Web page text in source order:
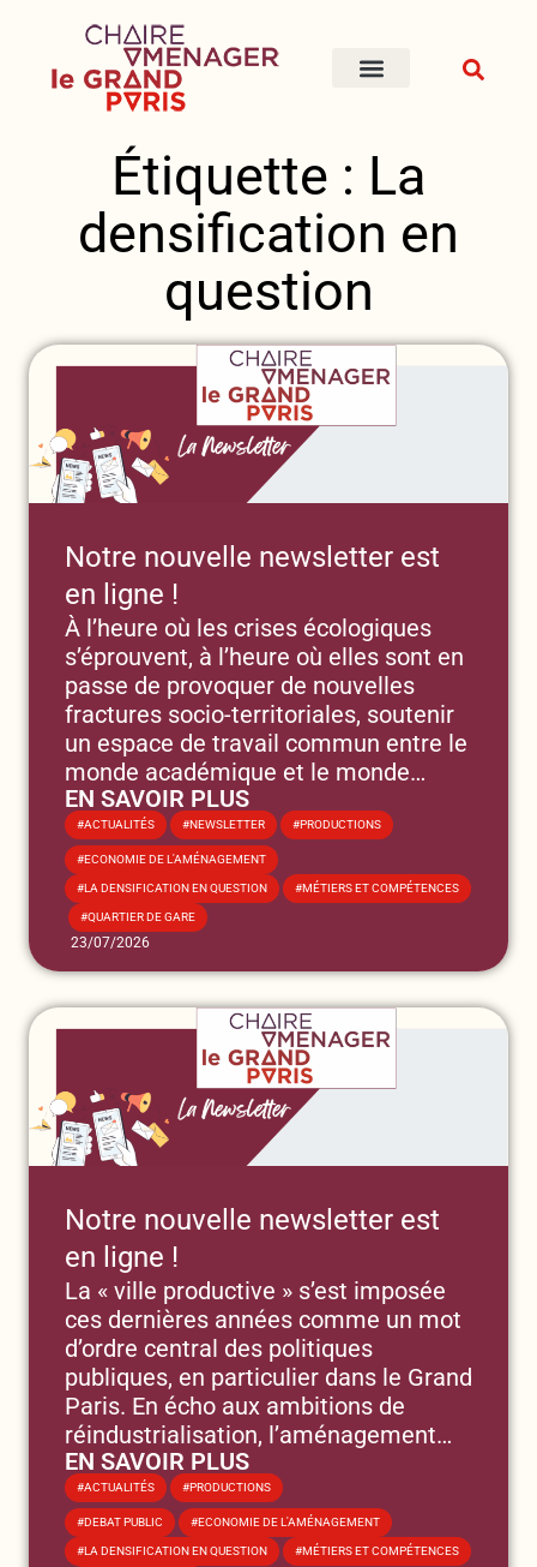
Étiquette : La
densification en
question
Notre nouvelle newsletter est
en ligne !
À l’heure où les crises écologiques
s’éprouvent, à l’heure où elles sont en
passe de provoquer de nouvelles
fractures socio-territoriales, soutenir
un espace de travail commun entre le
monde académique et le monde
opérationnel ne devrait pas apparaitre
comme un choix risqué, voire comme
un acte à contre-courant, mais bien
comme un véritable investissement
stratégique...
EN SAVOIR PLUS
ACTUALITÉS NEWSLETTER PRODUCTIONS
ECONOMIE DE L'AMÉNAGEMENT
LA DENSIFICATION EN QUESTION MÉTIERS ET COMPÉTENCES
QUARTIER DE GARE
23/07/2026
Notre nouvelle newsletter est
en ligne !
La « ville productive » s’est imposée
ces dernières années comme un mot
d’ordre central des politiques
publiques, en particulier dans le Grand
Paris. En écho aux ambitions de
réindustrialisation, l’aménagement
est aujourd’hui largement mobilisé
pour contribuer au développement
des activités économiques sur les
territoires.
EN SAVOIR PLUS
ACTUALITÉS PRODUCTIONS
DEBAT PUBLIC ECONOMIE DE L'AMÉNAGEMENT
LA DENSIFICATION EN QUESTION MÉTIERS ET COMPÉTENCES